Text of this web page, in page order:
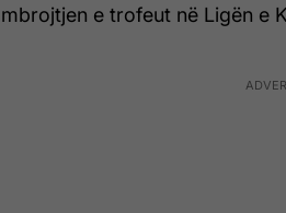
mbrojtjen e trofeut në Ligën e